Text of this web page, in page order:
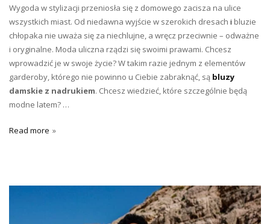
Wygoda w stylizacji przeniosła się z domowego zacisza na ulice
wszystkich miast. Od niedawna wyjście w szerokich dresach i bluzie
chłopaka nie uważa się za niechlujne, a wręcz przeciwnie – odważne
i oryginalne. Moda uliczna rządzi się swoimi prawami. Chcesz
wprowadzić je w swoje życie? W takim razie jednym z elementów
garderoby, którego nie powinno u Ciebie zabraknąć, są bluzy
damskie z nadrukiem. Chcesz wiedzieć, które szczególnie będą
modne latem? …
Read more